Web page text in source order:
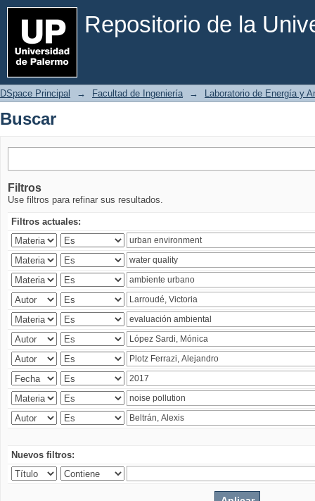
Repositorio de la
Buscar
DSpace Principal → Facultad de Ingeniería → Laboratorio de Energía y
Buscar
Filtros
Use filtros para refinar sus resultados.
Filtros actuales:
Nuevos filtros: